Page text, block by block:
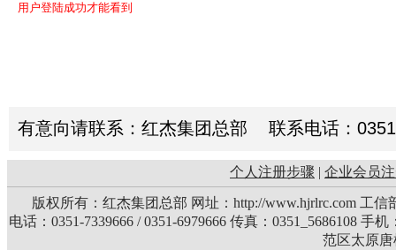
用户登陆成功才能看到
有意向请联系：红杰集团总部 联系电话：
个人注册步骤 | 企业会员
版权所有：红杰集团总部 网址：http://www.hjrlrc.com 工信
电话：0351-7339666 / 0351-6979666 传真：0351_5686108 手
范区太原